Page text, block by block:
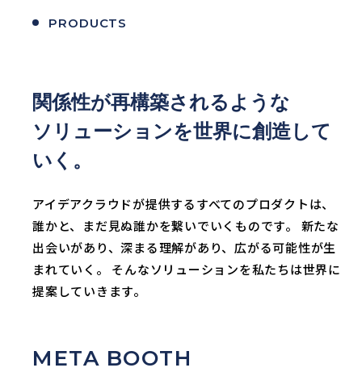
PRODUCTS
関係性が再構築されるような
ソリューションを世界に創造して
いく。
アイデアクラウドが提供するすべてのプロダクトは、
誰かと、まだ見ぬ誰かを繋いでいくものです。
新たな
出会いがあり、深まる理解があり、広がる可能性が生
まれていく。
そんなソリューションを私たちは世界に
提案していきます。
META BOOTH